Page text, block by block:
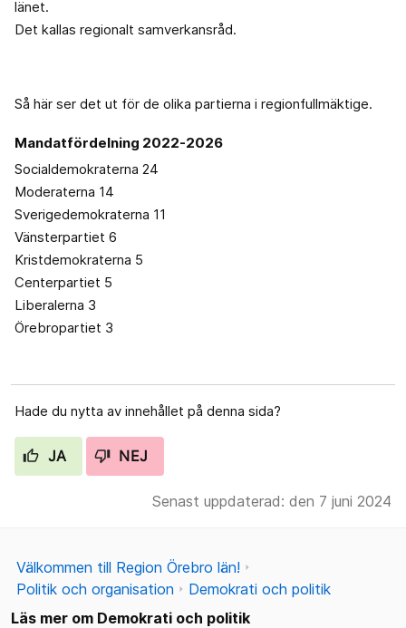
länet.
Det kallas regionalt samverkansråd.
Så här ser det ut för de olika partierna i regionfullmäktige.
Mandatfördelning 2022-2026
Socialdemokraterna 24
Moderaterna 14
Sverigedemokraterna 11
Vänsterpartiet 6
Kristdemokraterna 5
Centerpartiet 5
Liberalerna 3
Örebropartiet 3
Hade du nytta av innehållet på denna sida?
JA NEJ
Senast uppdaterad: den 7 juni 2024
Välkommen till Region Örebro län!
Politik och organisation
Demokrati och politik
Läs mer om Demokrati och politik